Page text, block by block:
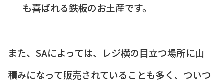
も喜ばれる鉄板のお土産です。
また、SAによっては、レジ横の目立つ場所に山
積みになって販売されていることも多く、ついつ